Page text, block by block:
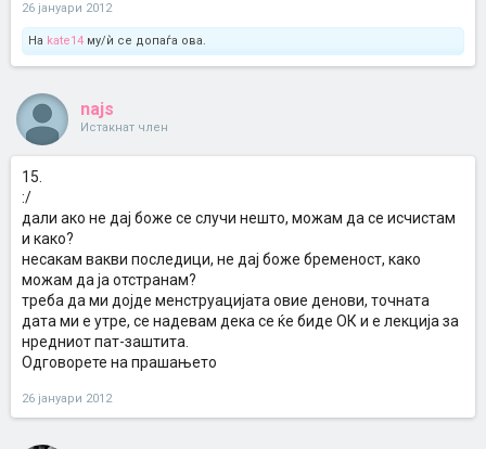
26 јануари 2012
На kate14 му/ѝ се допаѓа ова.
najs
Истакнат член
15.
:/
дали ако не дај боже се случи нешто, можам да се исчистам
и како?
несакам вакви последици, не дај боже бременост, како
можам да ја отстранам?
треба да ми дојде менструацијата овие денови, точната
дата ми е утре, се надевам дека се ќе биде ОК и е лекција за
нредниот пат-заштита.
Одговорете на прашањето
26 јануари 2012